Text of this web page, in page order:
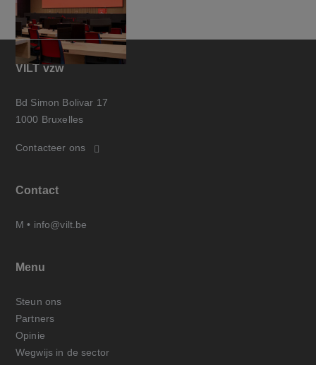
VILT vzw
Bd Simon Bolivar 17
1000 Bruxelles
Contacteer ons
Contact
M • info@vilt.be
Menu
Steun ons
Partners
Opinie
Wegwijs in de sector